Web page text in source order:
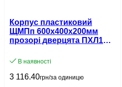
Корпус пластиковий
ЩМПп 600х400х200мм
прозорі дверцята ПХЛ1
В наявності
3 116.40грн/за одиницю